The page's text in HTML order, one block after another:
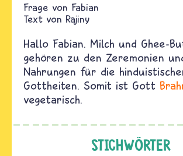
Fabian
Text von Rajiny
Hallo Fabian. Milch und Ghee-
gehören zu den Zeremonien
Nahrungen für die
Gottheiten. Somit ist Gott
vegetarisch.
STICHWÖRTER